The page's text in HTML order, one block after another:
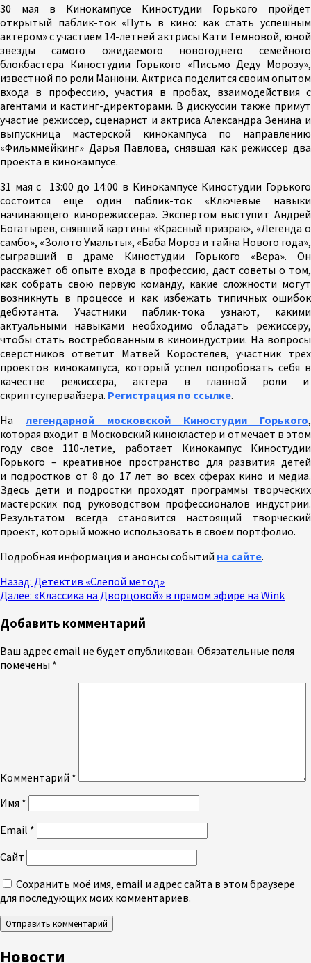
30 мая в Кинокампусе Киностудии Горького пройдет
открытый паблик-ток «Путь в кино: как стать успешным
актером» с участием 14-летней актрисы Кати Темновой, юной
звезды самого ожидаемого новогоднего семейного
блокбастера Киностудии Горького «Письмо Деду Морозу»,
известной по роли Манюни. Актриса поделится своим опытом
входа в профессию, участия в пробах, взаимодействия с
агентами и кастинг-директорами. В дискуссии также примут
участие режиссер, сценарист и актриса Александра Зенина и
выпускница мастерской кинокампуса по направлению
«Фильммейкинг» Дарья Павлова, снявшая как режиссер два
проекта в кинокампусе.
31 мая с 13:00 до 14:00 в Кинокампусе Киностудии Горького
состоится еще один паблик-ток «Ключевые навыки
начинающего кинорежиссера». Экспертом выступит Андрей
Богатырев, снявший картины «Красный призрак», «Легенда о
самбо», «Золото Умальты», «Баба Мороз и тайна Нового года»,
сыгравший в драме Киностудии Горького «Вера». Он
расскажет об опыте входа в профессию, даст советы о том,
как собрать свою первую команду, какие сложности могут
возникнуть в процессе и как избежать типичных ошибок
дебютанта. Участники паблик-тока узнают, какими
актуальными навыками необходимо обладать режиссеру,
чтобы стать востребованным в киноиндустрии. На вопросы
сверстников ответит Матвей Коростелев, участник трех
проектов кинокампуса, который успел попробовать себя в
качестве режиссера, актера в главной роли и
скриптсупервайзера. Регистрация по ссылке.
На легендарной московской Киностудии Горького,
которая входит в Московский кинокластер и отмечает в этом
году свое 110-летие, работает Кинокампус Киностудии
Горького – креативное пространство для развития детей
и подростков от 8 до 17 лет во всех сферах кино и медиа.
Здесь дети и подростки проходят программы творческих
мастерских под руководством профессионалов индустрии.
Результатом всегда становится настоящий творческий
проект, который можно использовать в своем портфолио.
Подробная информация и анонсы событий на сайте.
Продолжить
чтение
Назад: Детектив «Слепой метод»
Далее: «Классика на Дворцовой» в прямом эфире на Wink
Добавить комментарий
Ваш адрес email не будет опубликован. Обязательные поля
помечены *
Комментарий *
Имя *
Email *
Сайт
Сохранить моё имя, email и адрес сайта в этом браузере
для последующих моих комментариев.
Новости